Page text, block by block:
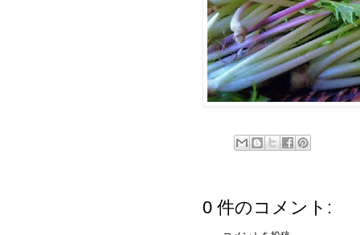
0 件のコメント: